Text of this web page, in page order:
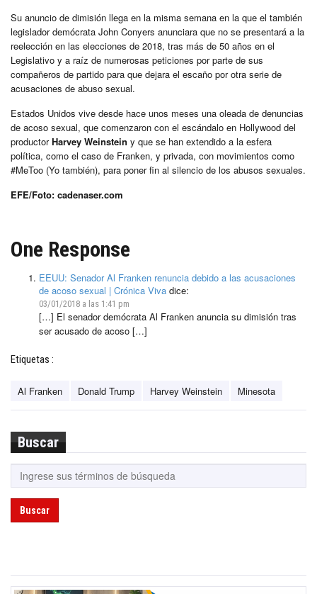
Su anuncio de dimisión llega en la misma semana en la que el también
legislador demócrata John Conyers anunciara que no se presentará a la
reelección en las elecciones de 2018, tras más de 50 años en el
Legislativo y a raíz de numerosas peticiones por parte de sus
compañeros de partido para que dejara el escaño por otra serie de
acusaciones de abuso sexual.
Estados Unidos vive desde hace unos meses una oleada de denuncias
de acoso sexual, que comenzaron con el escándalo en Hollywood del
productorHarvey Weinstein y que se han extendido a la esfera
política, como el caso de Franken, y privada, con movimientos como
#MeToo (Yo también), para poner fin al silencio de los abusos sexuales.
EFE/Foto: cadenaser.com
One Response
EEUU: Senador Al Franken renuncia debido a las acusaciones
de acoso sexual | Crónica Viva dice:
03/01/2018 a las 1:41 pm
[…] El senador demócrata Al Franken anuncia su dimisión tras
ser acusado de acoso […]
Etiquetas :
Al Franken Donald Trump Harvey Weinstein Minesota
Buscar
Buscar